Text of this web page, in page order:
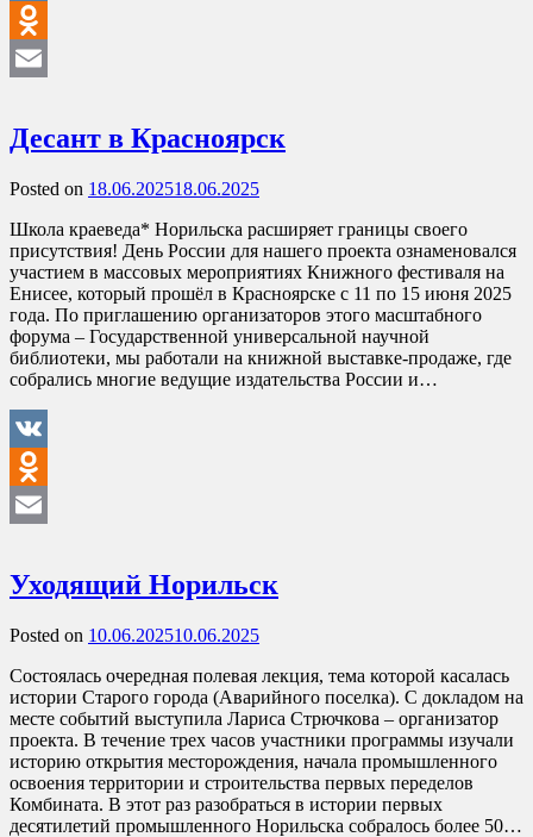
VK
Odnoklassniki
Десант в Красноярск
Posted on 18.06.202518.06.2025
Школа краеведа* Норильска расширяет границы своего
присутствия! День России для нашего проекта ознаменовался
участием в массовых мероприятиях Книжного фестиваля на
Енисее, который прошёл в Красноярске с 11 по 15 июня 2025
года. По приглашению организаторов этого масштабного
форума – Государственной универсальной научной
библиотеки, мы работали на книжной выставке-продаже, где
собрались многие ведущие издательства России и…
VK
Odnoklassniki
Уходящий Норильск
Posted on 10.06.202510.06.2025
Состоялась очередная полевая лекция, тема которой касалась
истории Старого города (Аварийного поселка). С докладом на
месте событий выступила Лариса Стрючкова – организатор
проекта. В течение трех часов участники программы изучали
историю открытия месторождения, начала промышленного
освоения территории и строительства первых переделов
Комбината. В этот раз разобраться в истории первых
десятилетий промышленного Норильска собралось более 50…